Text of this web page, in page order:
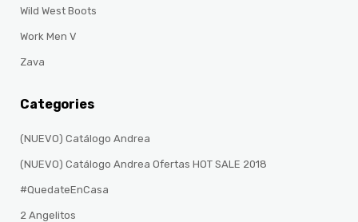
Wild West Boots
Work Men V
Zava
Categories
(NUEVO) Catálogo Andrea
(NUEVO) Catálogo Andrea Ofertas HOT SALE 2018
#QuedateEnCasa
2 Angelitos